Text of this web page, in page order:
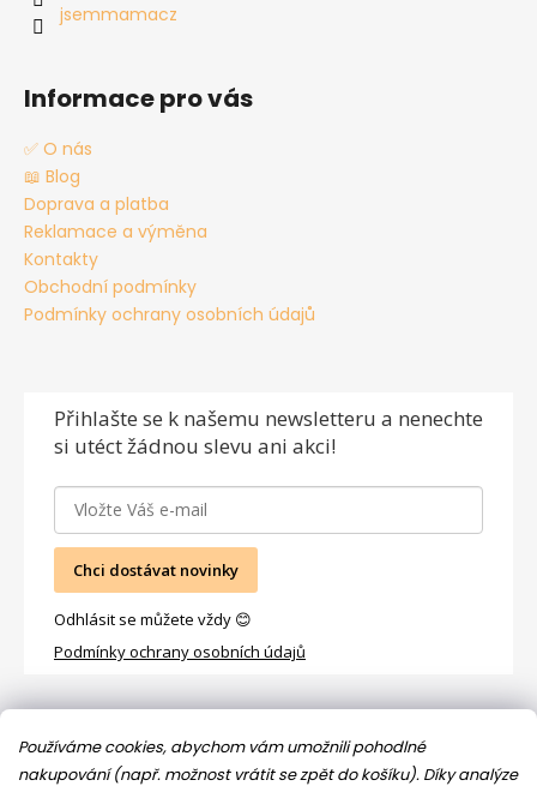
Používáme cookies, abychom vám umožnili pohodlné
nakupování (např. možnost vrátit se zpět do košíku). Díky analýze
jsemmamacz
Informace pro vás
✅ O nás
📖 Blog
Doprava a platba
Reklamace a výměna
Kontakty
Obchodní podmínky
Podmínky ochrany osobních údajů
Přihlašte se k našemu newsletteru a nenechte
si utéct žádnou slevu ani akci!
Chci dostávat novinky
Odhlásit se můžete vždy 😊
Podmínky ochrany osobních údajů
Facebook